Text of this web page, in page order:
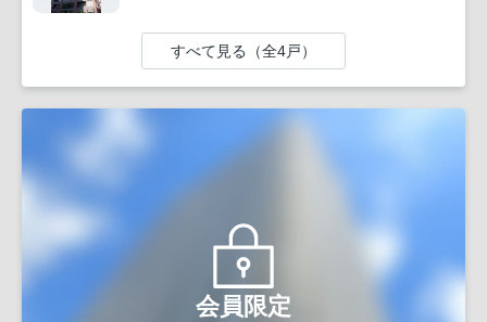
すべて見る（全4戸）
会員限定